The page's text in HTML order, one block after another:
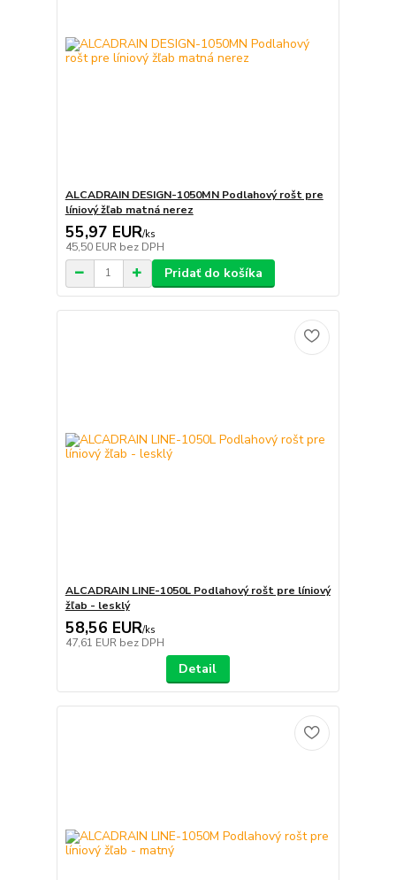
ALCADRAIN DESIGN-1050MN Podlahový rošt pre
líniový žľab matná nerez
55,97 EUR/ks
45,50 EUR bez DPH
Pridať do košíka
ALCADRAIN LINE-1050L Podlahový rošt pre líniový
žľab - lesklý
58,56 EUR/ks
47,61 EUR bez DPH
Detail